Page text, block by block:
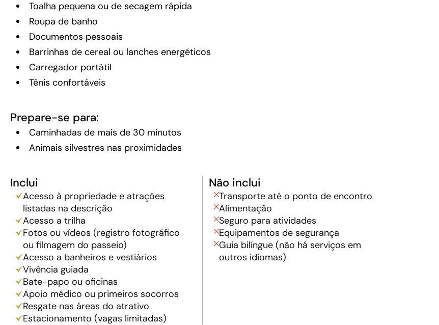
Toalha pequena ou de secagem rápida
Roupa de banho
Documentos pessoais
Barrinhas de cereal ou lanches energéticos
Carregador portátil
Tênis confortáveis
Prepare-se para:
Caminhadas de mais de 30 minutos
Animais silvestres nas proximidades
Inclui
Acesso à propriedade e atrações
listadas na descrição
Acesso a trilha
Fotos ou vídeos (registro fotográfico
ou filmagem do passeio)
Acesso a banheiros e vestiários
Vivência guiada
Bate-papo ou oficinas
Apoio médico ou primeiros socorros
Resgate nas áreas do atrativo
Estacionamento (vagas limitadas)
Não inclui
Transporte até o ponto de encontro
Alimentação
Seguro para atividades
Equipamentos de segurança
Guia bilíngue (não há serviços em
outros idiomas)